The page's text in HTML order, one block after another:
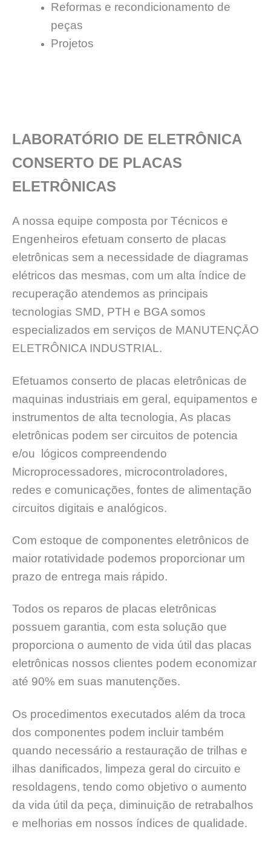
Reformas e recondicionamento de
peças
Projetos
LABORATÓRIO DE ELETRÔNICA
CONSERTO DE PLACAS
ELETRÔNICAS
A nossa equipe composta por Técnicos e
Engenheiros efetuam conserto de placas
eletrônicas sem a necessidade de diagramas
elétricos das mesmas, com um alta índice de
recuperação atendemos as principais
tecnologias SMD, PTH e BGA somos
especializados em serviços de MANUTENÇĀO
ELETRÔNICA INDUSTRIAL.
Efetuamos conserto de placas eletrônicas de
maquinas industriais em geral, equipamentos e
instrumentos de alta tecnologia, As placas
eletrônicas podem ser circuitos de potencia
e/ou lógicos compreendendo
Microprocessadores, microcontroladores,
redes e comunicações, fontes de alimentação
circuitos digitais e analógicos.
Com estoque de componentes eletrônicos de
maior rotatividade podemos proporcionar um
prazo de entrega mais rápido.
Todos os reparos de placas eletrônicas
possuem garantia, com esta solução que
proporciona o aumento de vida útil das placas
eletrônicas nossos clientes podem economizar
até 90% em suas manutenções.
Os procedimentos executados além da troca
dos componentes podem incluir também
quando necessário a restauração de trilhas e
ilhas danificados, limpeza geral do circuito e
resoldagens, tendo como objetivo o aumento
da vida útil da peça, diminuição de retrabalhos
e melhorias em nossos índices de qualidade.